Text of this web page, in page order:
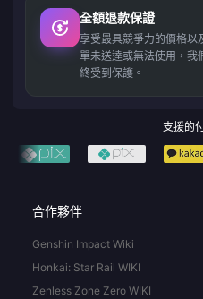
全額退款保證
享受最具競爭力的價格以
單未送達或無法使用，
終受到保護。
支援的
合作夥伴
Genshin Impact Wiki
Honkai: Star Rail WIKI
Zenless Zone Zero WIKI